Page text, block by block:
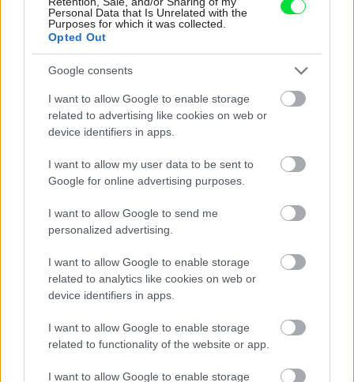
Personal Data that Is Unrelated with the
Purposes for which it was collected.
Opted Out
Google consents
I want to allow Google to enable storage
related to advertising like cookies on web or
device identifiers in apps.
I want to allow my user data to be sent to
Google for online advertising purposes.
I want to allow Google to send me
personalized advertising.
I want to allow Google to enable storage
related to analytics like cookies on web or
device identifiers in apps.
I want to allow Google to enable storage
related to functionality of the website or app.
I want to allow Google to enable storage
Až 75 % energie zdarma? Tepelné čerpadlo
ASB.sk